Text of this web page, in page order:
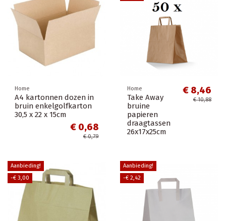
Home
A4 kartonnen dozen in
bruin enkelgolfkarton
30,5 x 22 x 15cm
€ 0,68
€ 0,79
Home
Take Away
bruine
papieren
draagtassen
26x17x25cm
€ 8,46
€ 10,88
Aanbieding!
-€ 3,00
Aanbieding!
-€ 2,42